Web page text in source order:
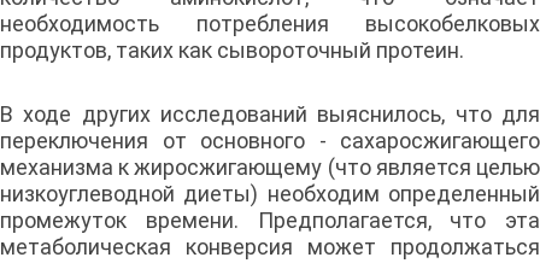
необходимость потребления высокобелковых
продуктов, таких как сывороточный протеин.
В ходе других исследований выяснилось, что для
переключения от основного - сахаросжигающего
механизма к жиросжигающему (что является целью
низкоуглеводной диеты) необходим определенный
промежуток времени. Предполагается, что эта
метаболическая конверсия может продолжаться